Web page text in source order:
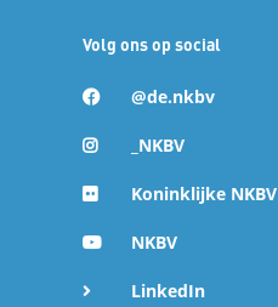
Volg ons op social
@de.nkbv
_NKBV
Koninklijke NKBV
NKBV
LinkedIn